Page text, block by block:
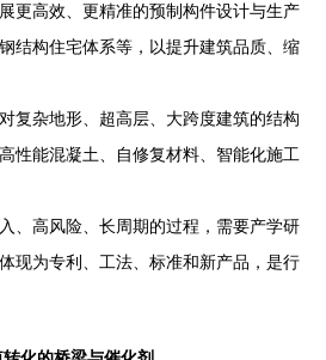
展更高效、更精准的预制构件设计与生产
结构住宅体系等，以提升建筑品质、缩
对复杂地形、超高层、大跨度建筑的结构
性能混凝土、自修复材料、智能化施工
、高风险、长周期的过程，需要产学研
现为专利、工法、标准和新产品，是行